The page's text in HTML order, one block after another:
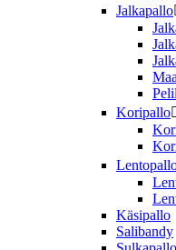
Jalkapallo
Koripallo
Käsipallo
Salibandy